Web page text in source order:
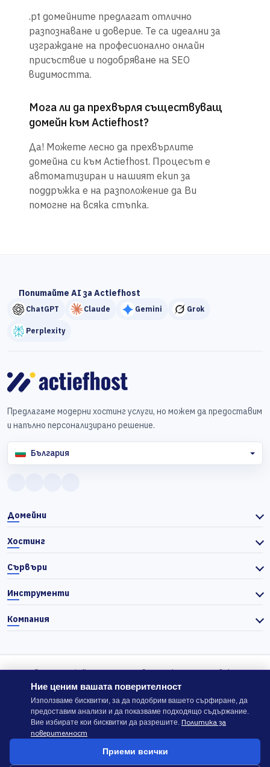
.pt домейните предлагат отлично
разпознаване и доверие. Те са идеални за
изграждане на професионално онлайн
присъствие и подобряване на SEO
видимостта.
Мога ли да прехвърля съществуващ
домейн към Actiefhost?
Да! Можете лесно да прехвърлите
домейна си към Actiefhost. Процесът е
автоматизиран и нашият екип за
поддръжка е на разположение да Ви
помогне на всяка стъпка.
Попитайте AI за Actiefhost
ChatGPT Claude Gemini Grok
Perplexity
Предлагаме модерни хостинг услуги, но можем да предоставим
и напълно персонализирано решение.
България
Домейни
Хостинг
Сървъри
Инструменти
Компания
© 2026 Actiefhost. Съгласно българското търговско
законодателство цените в сайта се показват без ДДС, а ДДС се
изчислява отделно при завършване на поръчката, когато е
приложимо.
ACTIEFHOST LTD,
Ние ценим вашата поверителност
Използваме бисквитки, за да подобрим вашето сърфиране, да
предоставим анализи и да показваме подходящо съдържание.
Вие избирате кои бисквитки да разрешите. Политика за
поверителност
Приеми всички